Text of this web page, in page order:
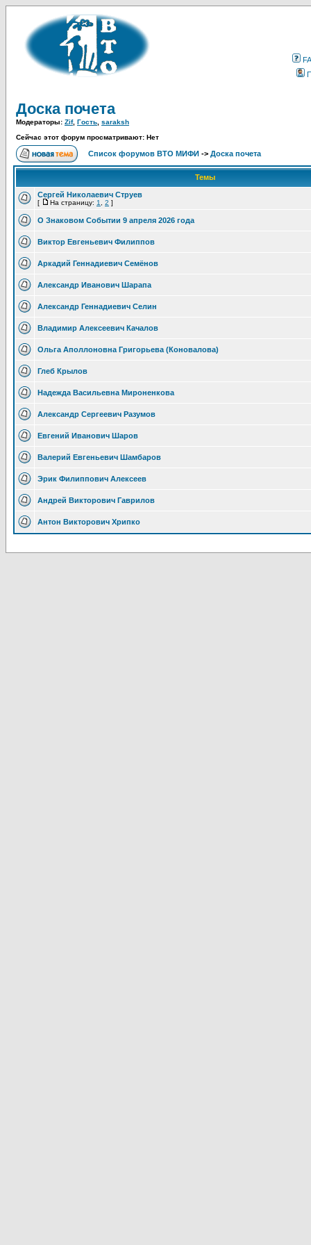
Доска почета
Модераторы: Zif, Гость saraksh
Сейчас этот форум просматривают: Нет
Список форумов ВТО МИФИ -> Доска почета
Темы
Сергей Николаевич Струев
[ На страницу: 1 2 ]
О Знаковом Событии 9 апреля 2026 года
Виктор Евгеньевич Филиппов
Аркадий Геннадиевич Семёнов
Александр Иванович Шарапа
Александр Геннадиевич Селин
Владимир Алексеевич Качалов
Ольга Аполлоновна Григорьева (Коновалова)
Глеб Крылов
Надежда Васильевна Мироненкова
Александр Сергеевич Разумов
Евгений Иванович Шаров
Валерий Евгеньевич Шамбаров
Эрик Филиппович Алексеев
Андрей Викторович Гаврилов
Антон Викторович Хрипко